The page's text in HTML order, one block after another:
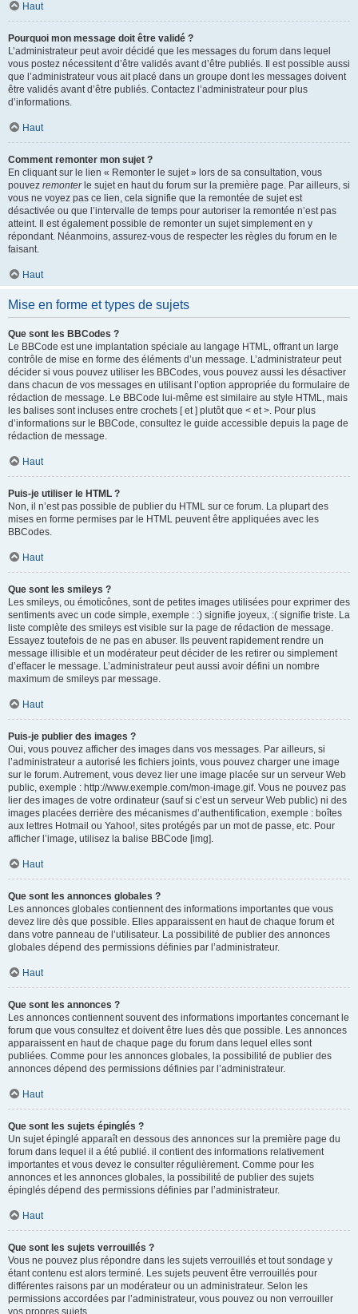
Haut
Pourquoi mon message doit être validé ?
L’administrateur peut avoir décidé que les messages du forum dans lequel
vous postez nécessitent d’être validés avant d’être publiés. Il est possible aussi
que l’administrateur vous ait placé dans un groupe dont les messages doivent
être validés avant d’être publiés. Contactez l’administrateur pour plus
d’informations.
Haut
Comment remonter mon sujet ?
En cliquant sur le lien « Remonter le sujet » lors de sa consultation, vous
pouvez remonterle sujet en haut du forum sur la première page. Par ailleurs, si
vous ne voyez pas ce lien, cela signifie que la remontée de sujet est
désactivée ou que l’intervalle de temps pour autoriser la remontée n’est pas
atteint. Il est également possible de remonter un sujet simplement en y
répondant. Néanmoins, assurez-vous de respecter les règles du forum en le
faisant.
Haut
Mise en forme et types de sujets
Que sont les BBCodes ?
Le BBCode est une implantation spéciale au langage HTML, offrant un large
contrôle de mise en forme des éléments d’un message. L’administrateur peut
décider si vous pouvez utiliser les BBCodes, vous pouvez aussi les désactiver
dans chacun de vos messages en utilisant l’option appropriée du formulaire de
rédaction de message. Le BBCode lui-même est similaire au style HTML, mais
les balises sont incluses entre crochets [ et ] plutôt que < et >. Pour plus
d’informations sur le BBCode, consultez le guide accessible depuis la page de
rédaction de message.
Haut
Puis-je utiliser le HTML ?
Non, il n’est pas possible de publier du HTML sur ce forum. La plupart des
mises en forme permises par le HTML peuvent être appliquées avec les
BBCodes.
Haut
Que sont les smileys ?
Les smileys, ou émoticônes, sont de petites images utilisées pour exprimer des
sentiments avec un code simple, exemple : :) signifie joyeux, :( signifie triste. La
liste complète des smileys est visible sur la page de rédaction de message.
Essayez toutefois de ne pas en abuser. Ils peuvent rapidement rendre un
message illisible et un modérateur peut décider de les retirer ou simplement
d’effacer le message. L’administrateur peut aussi avoir défini un nombre
maximum de smileys par message.
Haut
Puis-je publier des images ?
Oui, vous pouvez afficher des images dans vos messages. Par ailleurs, si
l’administrateur a autorisé les fichiers joints, vous pouvez charger une image
sur le forum. Autrement, vous devez lier une image placée sur un serveur Web
public, exemple : http://www.exemple.com/mon-image.gif. Vous ne pouvez pas
lier des images de votre ordinateur (sauf si c’est un serveur Web public) ni des
images placées derrière des mécanismes d’authentification, exemple : boîtes
aux lettres Hotmail ou Yahoo!, sites protégés par un mot de passe, etc. Pour
afficher l’image, utilisez la balise BBCode [img].
Haut
Que sont les annonces globales ?
Les annonces globales contiennent des informations importantes que vous
devez lire dès que possible. Elles apparaissent en haut de chaque forum et
dans votre panneau de l’utilisateur. La possibilité de publier des annonces
globales dépend des permissions définies par l’administrateur.
Haut
Que sont les annonces ?
Les annonces contiennent souvent des informations importantes concernant le
forum que vous consultez et doivent être lues dès que possible. Les annonces
apparaissent en haut de chaque page du forum dans lequel elles sont
publiées. Comme pour les annonces globales, la possibilité de publier des
annonces dépend des permissions définies par l’administrateur.
Haut
Que sont les sujets épinglés ?
Un sujet épinglé apparaît en dessous des annonces sur la première page du
forum dans lequel il a été publié. il contient des informations relativement
importantes et vous devez le consulter régulièrement. Comme pour les
annonces et les annonces globales, la possibilité de publier des sujets
épinglés dépend des permissions définies par l’administrateur.
Haut
Que sont les sujets verrouillés ?
Vous ne pouvez plus répondre dans les sujets verrouillés et tout sondage y
étant contenu est alors terminé. Les sujets peuvent être verrouillés pour
différentes raisons par un modérateur ou un administrateur. Selon les
permissions accordées par l’administrateur, vous pouvez ou non verrouiller
vos propres sujets.